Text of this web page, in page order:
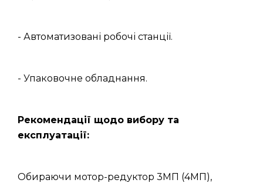
- Автоматизовані робочі станції.
- Упаковочне обладнання.
Рекомендації щодо вибору та
експлуатації:
Обираючи мотор-редуктор 3МП (4МП),